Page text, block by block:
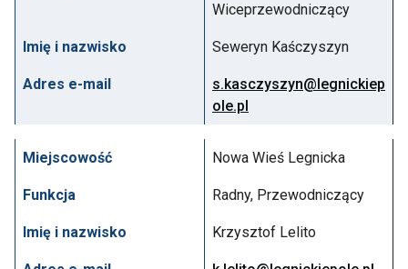
Wiceprzewodniczący
Imię i nazwisko Seweryn Kaśczyszyn
Adres e-mail
s.kasczyszyn@legnickiep
ole.pl
Miejscowość Nowa Wieś Legnicka
Funkcja Radny, Przewodniczący
Imię i nazwisko Krzysztof Lelito